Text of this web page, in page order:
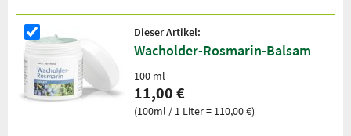
Dieser Artikel:
Wacholder-Rosmarin-Balsam
100 ml
11,00 €
(100ml / 1 Liter = 110,00 €)